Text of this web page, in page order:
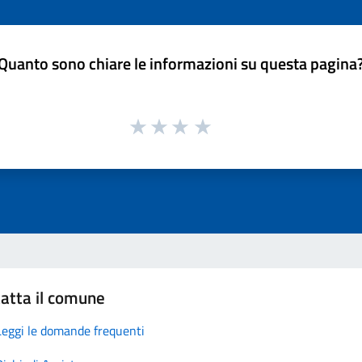
sono chiare le informazioni su questa
il comune
le domande frequenti